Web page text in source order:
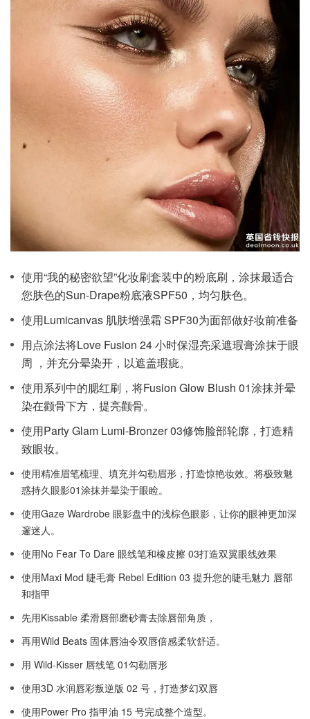
使用“我的秘密欲望”化妆刷套装中的粉底刷，涂抹最适合
您肤色的Sun-Drape粉底液SPF50，均匀肤色。
使用Lumicanvas 肌肤增强霜 SPF30为面部做好妆前准备
用点涂法将Love Fusion 24 小时保湿亮采遮瑕膏涂抹于眼
周 ，并充分晕染开，以遮盖瑕疵。
使用系列中的腮红刷，将Fusion Glow Blush 01涂抹并晕
染在颧骨下方，提亮颧骨。
使用Party Glam Lumi-Bronzer 03修饰脸部轮廓，打造精
致眼妆。
使用精准眉笔梳理、填充并勾勒眉形，打造惊艳妆效。将极致魅
惑持久眼影01涂抹并晕染于眼睑。
使用Gaze Wardrobe 眼影盘中的浅棕色眼影，让你的眼神更加深
邃迷人。
使用No Fear To Dare 眼线笔和橡皮擦 03打造双翼眼线效果
使用Maxi Mod 睫毛膏 Rebel Edition 03 提升您的睫毛魅力 唇部
和指甲
先用Kissable 柔滑唇部磨砂膏去除唇部角质，
再用Wild Beats 固体唇油令双唇倍感柔软舒适。
用 Wild-Kisser 唇线笔 01勾勒唇形
使用3D 水润唇彩叛逆版 02 号，打造梦幻双唇
使用Power Pro 指甲油 15 号完成整个造型。